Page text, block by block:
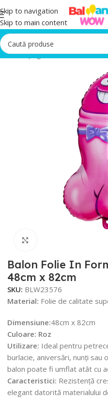
Skip to navigation
Skip to main content
Prima pagină/Baloane folie
Balon Folie In
48cm x 82cm
SKU: BLW23576
Material: Folie de calitate
Dimensiune:48cm x 82cm
Culoare: Roz
Utilizare: Ideal pentru
burlacie, aniversări, nunți sau
balon poate fi umflat atât cu
Caracteristici: Rezistență
elegant datorită materialului